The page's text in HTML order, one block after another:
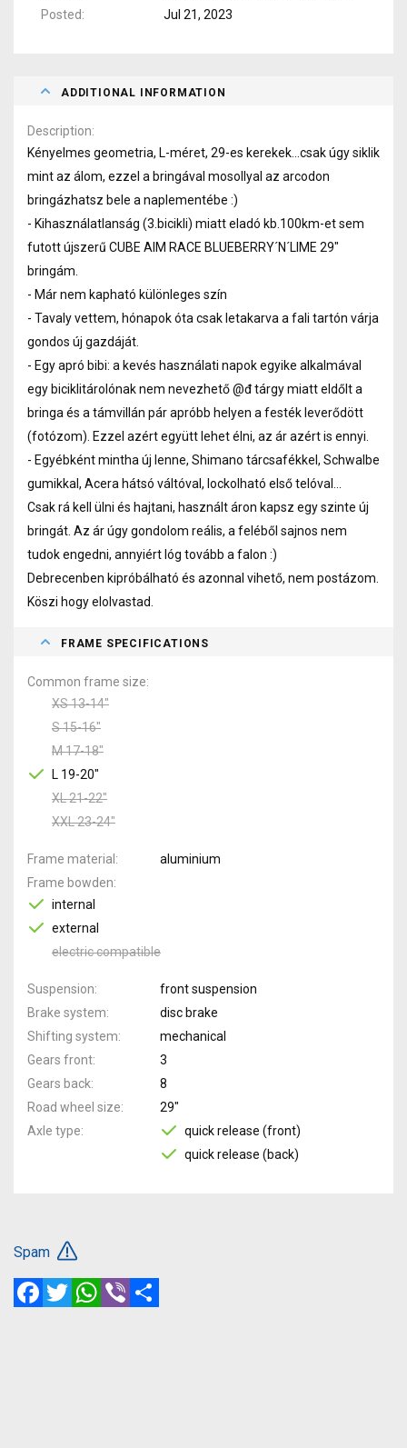
Posted
Jul 21, 2023
ADDITIONAL INFORMATION
Description
Kényelmes geometria, L-méret, 29-es kerekek...csak úgy siklik
mint az álom, ezzel a bringával mosollyal az arcodon
bringázhatsz bele a naplementébe :)
- Kihasználatlanság (3.bicikli) miatt eladó kb.100km-et sem
futott újszerű CUBE AIM RACE BLUEBERRY´N´LIME 29"
bringám.
- Már nem kapható különleges szín
- Tavaly vettem, hónapok óta csak letakarva a fali tartón várja
gondos új gazdáját.
- Egy apró bibi: a kevés használati napok egyike alkalmával
egy biciklitárolónak nem nevezhető @đ tárgy miatt eldőlt a
bringa és a támvillán pár apróbb helyen a festék leverődött
(fotózom). Ezzel azért együtt lehet élni, az ár azért is ennyi.
- Egyébként mintha új lenne, Shimano tárcsafékkel, Schwalbe
gumikkal, Acera hátsó váltóval, lockolható első telóval...
Csak rá kell ülni és hajtani, használt áron kapsz egy szinte új
bringát. Az ár úgy gondolom reális, a feléből sajnos nem
tudok engedni, annyiért lóg tovább a falon :)
Debrecenben kipróbálható és azonnal vihető, nem postázom.
Köszi hogy elolvastad.
FRAME SPECIFICATIONS
Common frame size
XS 13-14"
S 15-16"
M 17-18"
L 19-20"
XL 21-22"
XXL 23-24"
Frame material
aluminium
Frame bowden
internal
external
electric compatible
Suspension
front suspension
Brake system
disc brake
Shifting system
mechanical
Gears front
3
Gears back
8
Road wheel size
29"
Axle type
quick release (front)
quick release (back)
Spam
FacebookTwitterWhatsApp
Viber